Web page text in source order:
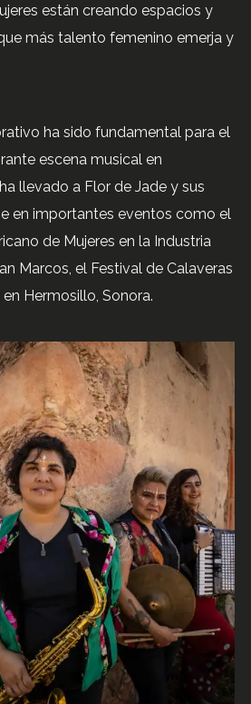
están creando espacios y
más talento femenino emerja y
ha sido fundamental para el
escena musical en
llevado a Flor de Jade y sus
en importantes eventos como el
de Mujeres en la Industria
Marcos, el Festival de Calaveras
Hermosillo, Sonora.